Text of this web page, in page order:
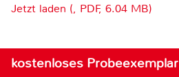
Jetzt laden (, PDF, 6.04 MB)
kostenloses Probeexemplar